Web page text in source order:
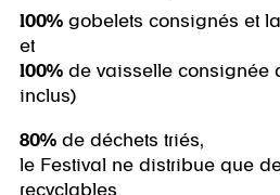
100% gobelets consignés et
et
100% de vaisselle consignée
inclus)
80% de déchets triés,
le Festival ne distribue que
recyclables